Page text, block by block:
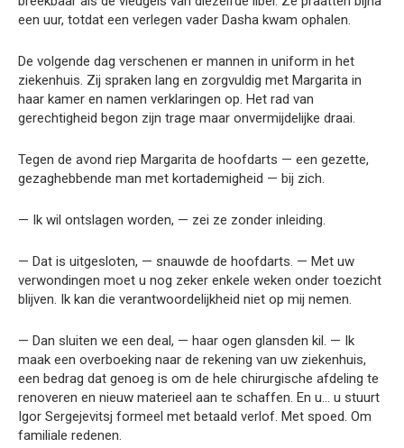
een uur, totdat een verlegen vader Dasha kwam ophalen.
De volgende dag verschenen er mannen in uniform in het
ziekenhuis. Zij spraken lang en zorgvuldig met Margarita in
haar kamer en namen verklaringen op. Het rad van
gerechtigheid begon zijn trage maar onvermijdelijke draai.
Tegen de avond riep Margarita de hoofdarts — een gezette,
gezaghebbende man met kortademigheid — bij zich.
— Ik wil ontslagen worden, — zei ze zonder inleiding.
— Dat is uitgesloten, — snauwde de hoofdarts. — Met uw
verwondingen moet u nog zeker enkele weken onder toezicht
blijven. Ik kan die verantwoordelijkheid niet op mij nemen.
— Dan sluiten we een deal, — haar ogen glansden kil. — Ik
maak een overboeking naar de rekening van uw ziekenhuis,
een bedrag dat genoeg is om de hele chirurgische afdeling te
renoveren en nieuw materieel aan te schaffen. En u… u stuurt
Igor Sergejevitsj formeel met betaald verlof. Met spoed. Om
familiale redenen.